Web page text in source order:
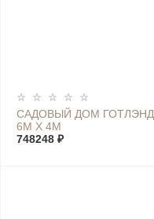
САДОВЫЙ ДОМ ГОТЛЭНД
6М Х 4М
748248 ₽